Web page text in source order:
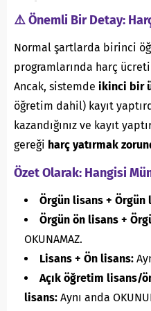
⚠️ Önemli Bir Detay:
Normal şartlarda birinci
programlarında harç
Ancak, sistemde ikinci bir
öğretim dahil) kayıt
kazandığınız ve kayıt
gereği harç yatırmak
Özet Olarak: Hangisi
Örgün lisans + Örgün
Örgün ön lisans +
OKUNAMAZ.
Lisans + Ön lisans:
Açık öğretim lisans/
lisans: Aynı anda